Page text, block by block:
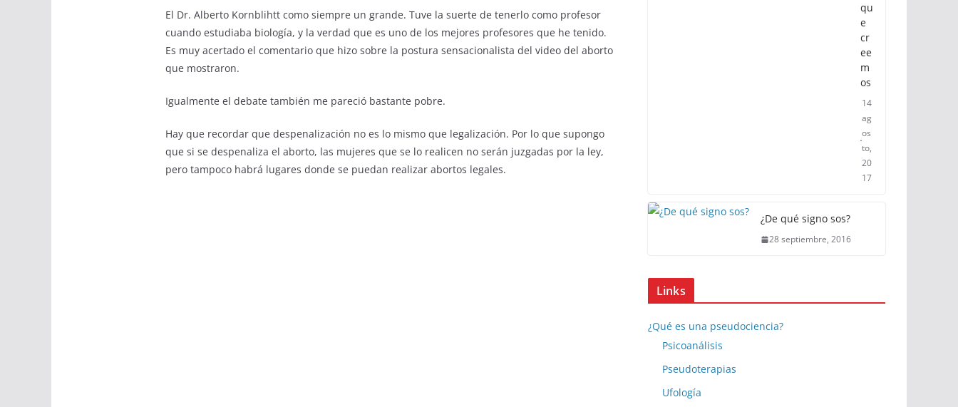
El Dr. Alberto Kornblihtt como siempre un grande. Tuve la suerte de tenerlo como profesor
cuando estudiaba biología, y la verdad que es uno de los mejores profesores que he tenido.
Es muy acertado el comentario que hizo sobre la postura sensacionalista del video del aborto
que mostraron.
Igualmente el debate también me pareció bastante pobre.
Hay que recordar que despenalización no es lo mismo que legalización. Por lo que supongo
que si se despenaliza el aborto, las mujeres que se lo realicen no serán juzgadas por la ley,
pero tampoco habrá lugares donde se puedan realizar abortos legales.
qu
e
cr
ee
m
os
14
ag
os
to,
20
17
¿De qué signo sos?
28 septiembre, 2016
Links
¿Qué es una pseudociencia?
Psicoanálisis
Pseudoterapias
Ufología